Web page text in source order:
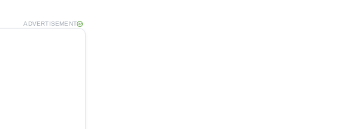
ADVERTISEMENT